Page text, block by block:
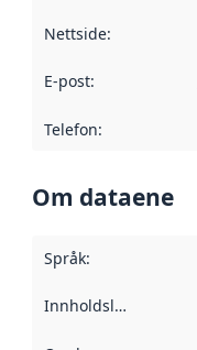
Nettside:
E-post:
Telefon:
Om dataene
Språk:
Innholdsleverandører